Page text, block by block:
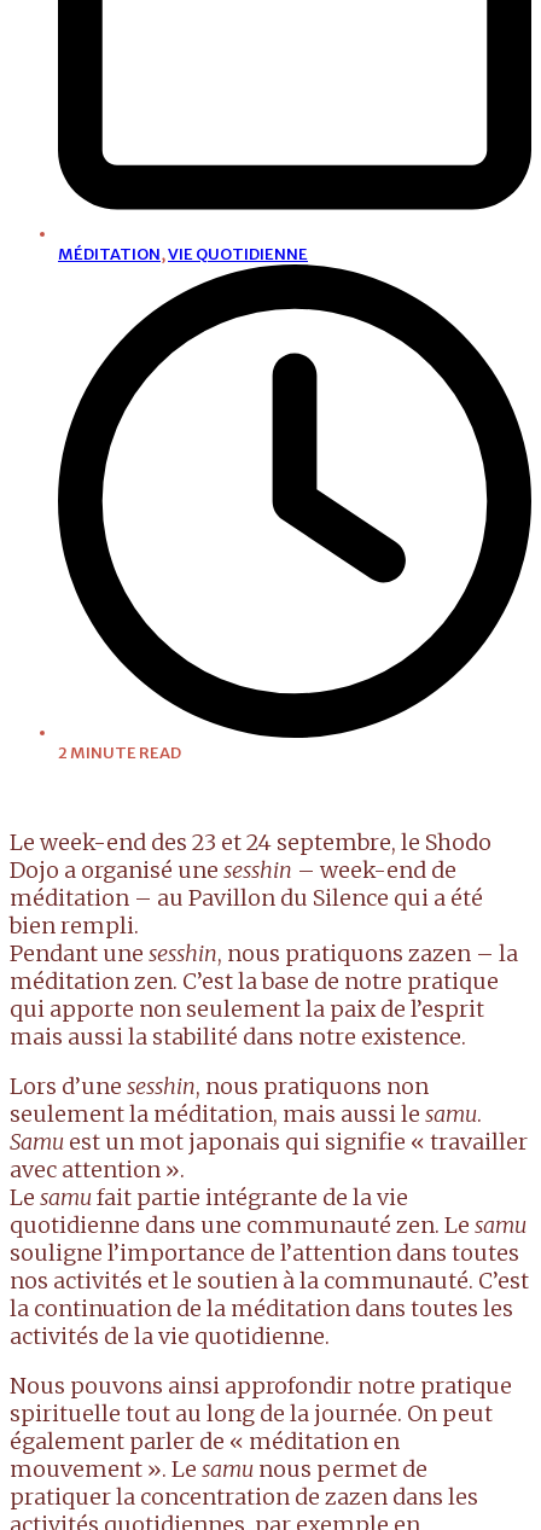
MÉDITATION,VIE QUOTIDIENNE
2 MINUTE READ
Le week-end des 23 et 24 septembre, le Shodo
Dojo a organisé une sesshin – week-end de
méditation – au Pavillon du Silence qui a été
bien rempli.
Pendant une sesshin, nous pratiquons zazen – la
méditation zen. C’est la base de notre pratique
qui apporte non seulement la paix de l’esprit
mais aussi la stabilité dans notre existence.
Lors d’une sesshin, nous pratiquons non
seulement la méditation, mais aussi le samu.
Samu est un mot japonais qui signifie « travailler
avec attention ».
Le samufait partie intégrante de la vie
quotidienne dans une communauté zen. Le samu
souligne l’importance de l’attention dans toutes
nos activités et le soutien à la communauté. C’est
la continuation de la méditation dans toutes les
activités de la vie quotidienne.
Nous pouvons ainsi approfondir notre pratique
spirituelle tout au long de la journée. On peut
également parler de « méditation en
mouvement ». Le samu nous permet de
pratiquer la concentration de zazen dans les